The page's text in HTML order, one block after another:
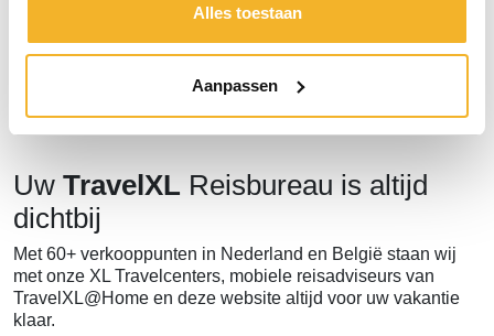
Alles toestaan
Aanpassen
Uw TravelXL Reisbureau is altijd
dichtbij
Met 60+ verkooppunten in Nederland en België staan wij
met onze XL Travelcenters, mobiele reisadviseurs van
TravelXL@Home en deze website altijd voor uw vakantie
klaar.